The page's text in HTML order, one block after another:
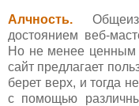
Алчность.
достоянием веб-
Но не менее ценным
сайт предлагает
берет верх, и тогда
с помощью